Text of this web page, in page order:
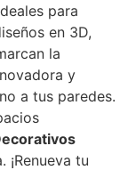
para
en 3D,
la
y
a tus paredes.
tu